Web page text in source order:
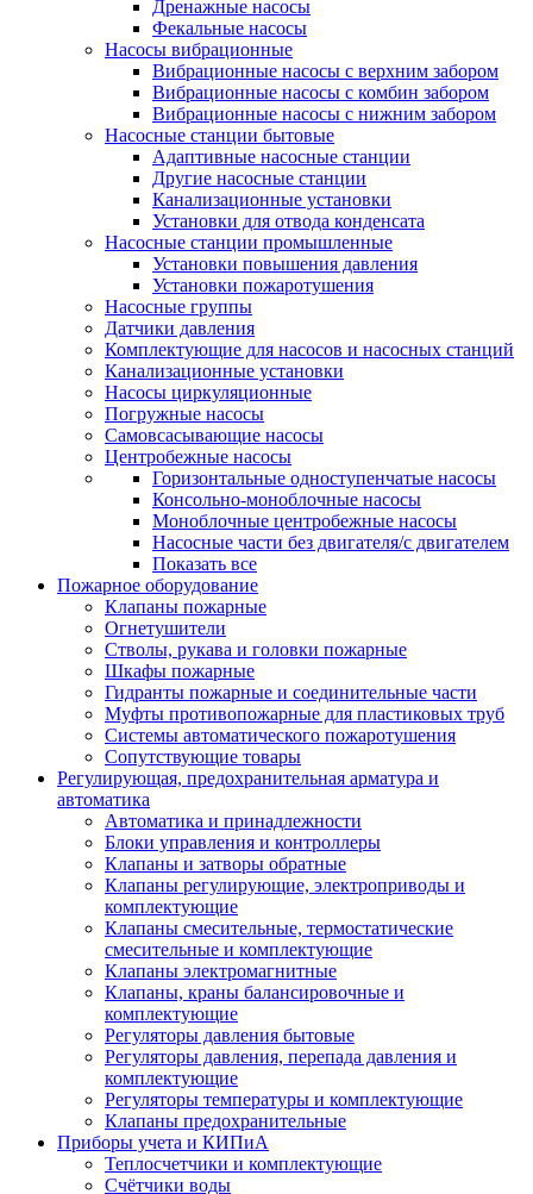
Дренажные насосы
Фекальные насосы
Насосы вибрационные
Вибрационные насосы с верхним забором
Вибрационные насосы с комбин забором
Вибрационные насосы с нижним забором
Насосные станции бытовые
Адаптивные насосные станции
Другие насосные станции
Канализационные установки
Установки для отвода конденсата
Насосные станции промышленные
Установки повышения давления
Установки пожаротушения
Насосные группы
Датчики давления
Комплектующие для насосов и насосных станций
Канализационные установки
Насосы циркуляционные
Погружные насосы
Самовсасывающие насосы
Центробежные насосы
Горизонтальные одноступенчатые насосы
Консольно-моноблочные насосы
Моноблочные центробежные насосы
Насосные части без двигателя/с двигателем
Показать все
Пожарное оборудование
Клапаны пожарные
Огнетушители
Стволы, рукава и головки пожарные
Шкафы пожарные
Гидранты пожарные и соединительные части
Муфты противопожарные для пластиковых труб
Системы автоматического пожаротушения
Сопутствующие товары
Регулирующая, предохранительная арматура и
автоматика
Автоматика и принадлежности
Блоки управления и контроллеры
Клапаны и затворы обратные
Клапаны регулирующие, электроприводы и
комплектующие
Клапаны смесительные, термостатические
смесительные и комплектующие
Клапаны электромагнитные
Клапаны, краны балансировочные и
комплектующие
Регуляторы давления бытовые
Регуляторы давления, перепада давления и
комплектующие
Регуляторы температуры и комплектующие
Клапаны предохранительные
Приборы учета и КИПиА
Теплосчетчики и комплектующие
Счётчики воды